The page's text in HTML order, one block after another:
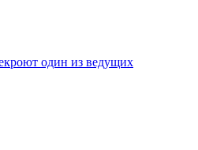
один из ведущих